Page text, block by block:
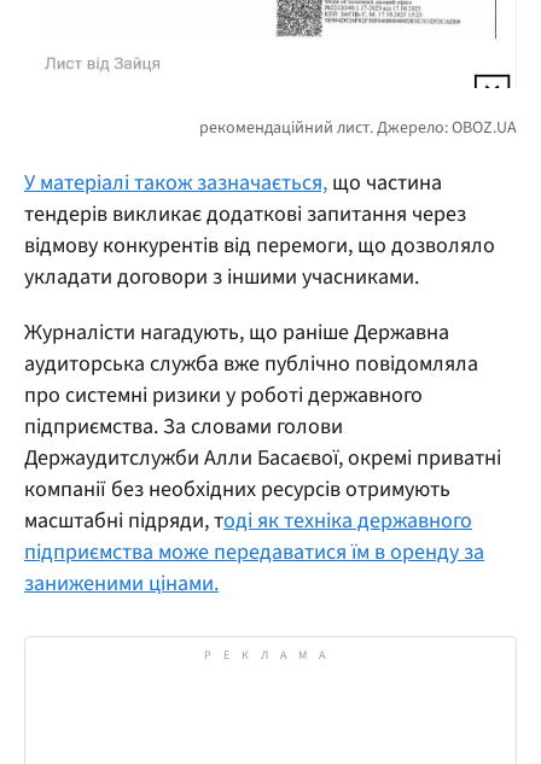
У матеріалі також зазначається, що частина
тендерів викликає додаткові запитання через
відмову конкурентів від перемоги, що дозволяло
укладати договори з іншими учасниками.
Журналісти нагадують, що раніше Державна
аудиторська служба вже публічно повідомляла
про системні ризики у роботі державного
підприємства. За словами голови
Держаудитслужби Алли Басаєвої, окремі приватні
компанії без необхідних ресурсів отримують
масштабні підряди, тоді як техніка державного
підприємства може передаватися їм в оренду за
заниженими цінами.